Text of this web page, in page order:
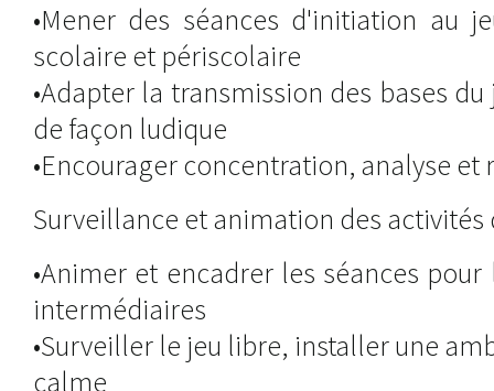
•Mener des séances d'initiation au
scolaire et périscolaire
•Adapter la transmission des bases
de façon ludique
•Encourager concentration, analyse et
Surveillance et animation des activités
•Animer et encadrer les séances
intermédiaires
•Surveiller le jeu libre, installer une
calme